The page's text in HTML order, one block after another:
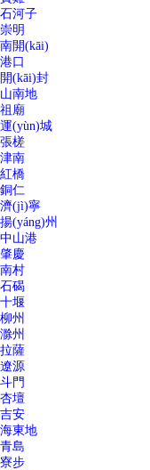
石河子
崇明
南開(kāi)
港口
開(kāi)封
山南地
祖廟
運(yùn)城
張槎
津南
紅橋
銅仁
濟(jì)寧
揚(yáng)州
中山港
肇慶
南村
石碣
十堰
柳州
滁州
拉薩
遼源
斗門
杏壇
吉安
海東地
青島
寮步